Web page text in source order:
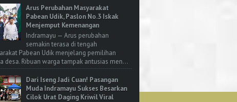
Arus Perubahan Masyarakat
Pabean Udik, Paslon No.3 Iskak
Menjemput Kemenangan
Indramayu — Arus perubahan
semakin terasa di tengah
Pabean Udik menjelang pemilihan
desa. Ribuan warga tampak antusias men...
Dari Iseng Jadi Cuan! Pasangan
Muda Indramayu Sukses Besarkan
Cilok Urat Daging Kriwil Viral